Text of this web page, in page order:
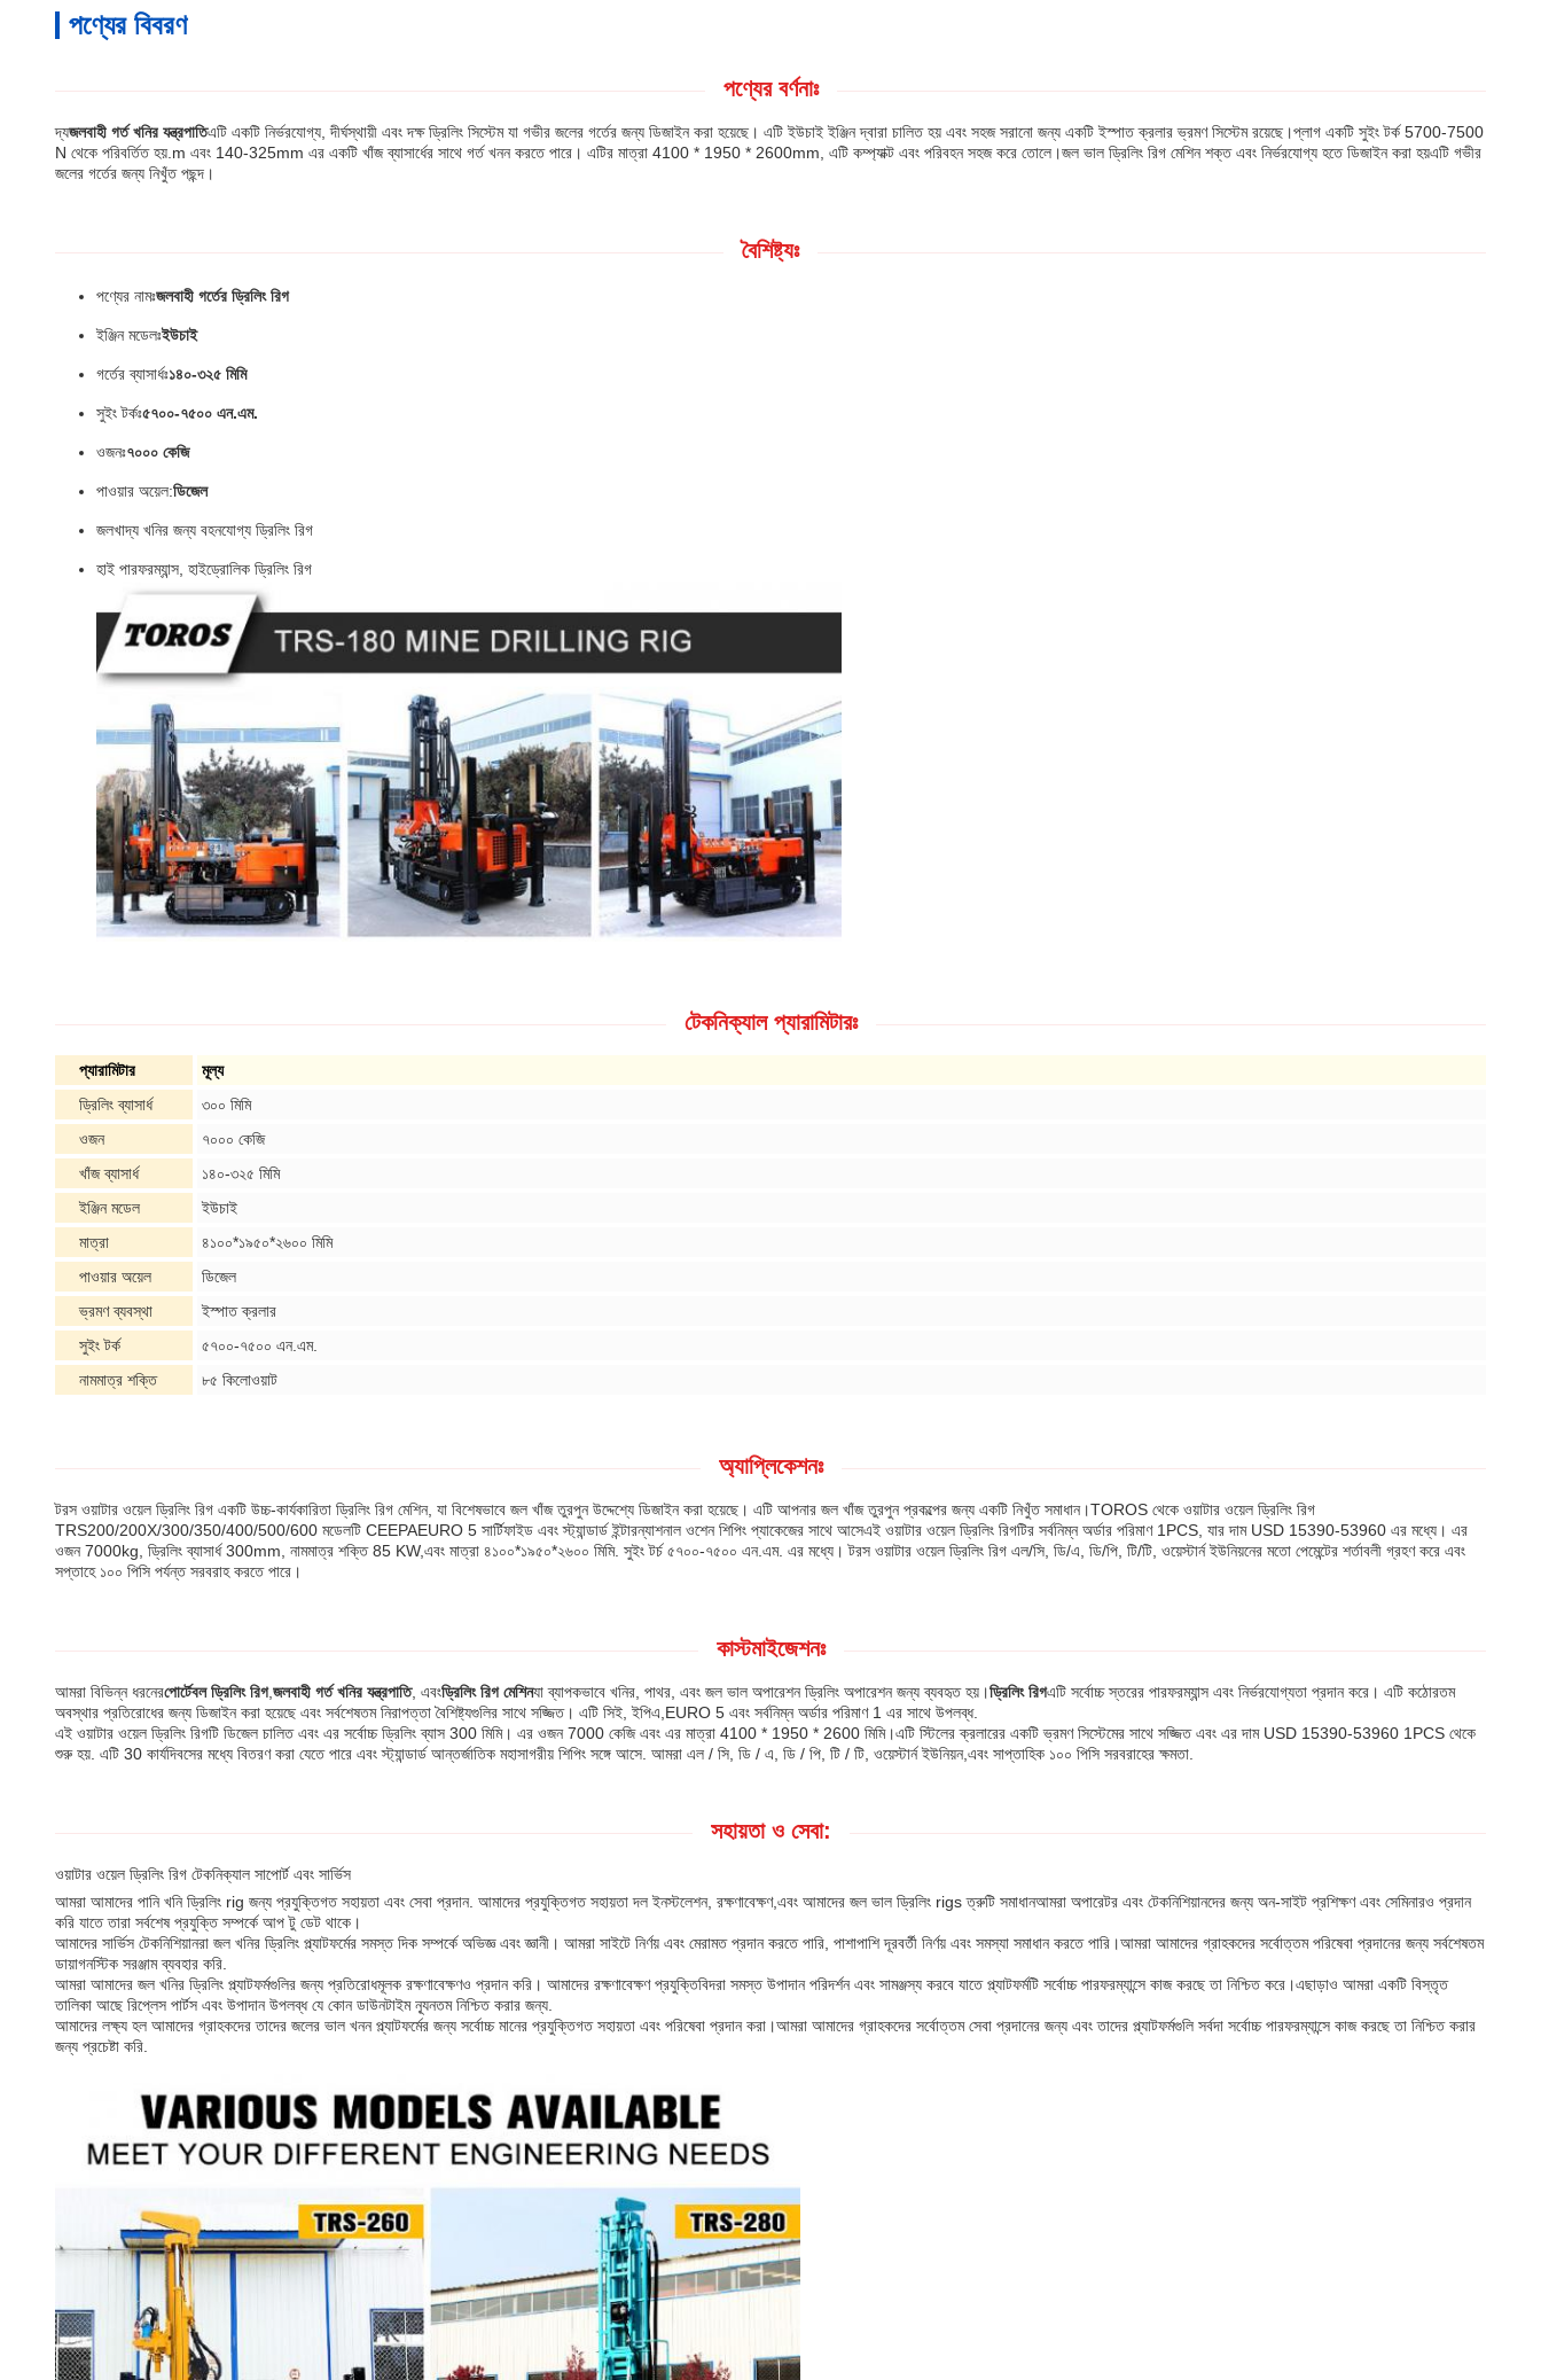
পণ্যের বিবরণ
পণ্যের বর্ণনাঃ
দ্যজলবাহী গর্ত খনির যন্ত্রপাতিএটি একটি নির্ভরযোগ্য, দীর্ঘস্থায়ী এবং দক্ষ ড্রিলিং সিস্টেম যা গভীর জলের গর্তের জন্য ডিজাইন করা হয়েছে। এটি ইউচাই ইঞ্জিন দ্বারা চালিত হয় এবং সহজ সরানো জন্য একটি ইস্পাত ক্রলার ভ্রমণ সিস্টেম রয়েছে।প্লাগ একটি সুইং টর্ক 5700-7500
N থেকে পরিবর্তিত হয়.m এবং 140-325mm এর একটি খাঁজ ব্যাসার্ধের সাথে গর্ত খনন করতে পারে। এটির মাত্রা 4100 * 1950 * 2600mm, এটি কম্প্যাক্ট এবং পরিবহন সহজ করে তোলে।জল ভাল ড্রিলিং রিগ মেশিন শক্ত এবং নির্ভরযোগ্য হতে ডিজাইন করা হয়এটি গভীর
জলের গর্তের জন্য নিখুঁত পছন্দ।
বৈশিষ্ট্যঃ
পণ্যের নামঃজলবাহী গর্তের ড্রিলিং রিগ
ইঞ্জিন মডেলঃইউচাই
গর্তের ব্যাসার্ধঃ১৪০-৩২৫ মিমি
সুইং টর্কঃ৫৭০০-৭৫০০ এন.এম.
ওজনঃ৭০০০ কেজি
পাওয়ার অয়েল:ডিজেল
জলখাদ্য খনির জন্য বহনযোগ্য ড্রিলিং রিগ
হাই পারফরম্যান্স, হাইড্রোলিক ড্রিলিং রিগ
টেকনিক্যাল প্যারামিটারঃ
প্যারামিটার
মূল্য
ড্রিলিং ব্যাসার্ধ
৩০০ মিমি
ওজন
৭০০০ কেজি
খাঁজ ব্যাসার্ধ
১৪০-৩২৫ মিমি
ইঞ্জিন মডেল
ইউচাই
মাত্রা
৪১০০*১৯৫০*২৬০০ মিমি
পাওয়ার অয়েল
ডিজেল
ভ্রমণ ব্যবস্থা
ইস্পাত ক্রলার
সুইং টর্ক
৫৭০০-৭৫০০ এন.এম.
নামমাত্র শক্তি
৮৫ কিলোওয়াট
অ্যাপ্লিকেশনঃ
টরস ওয়াটার ওয়েল ড্রিলিং রিগ একটি উচ্চ-কার্যকারিতা ড্রিলিং রিগ মেশিন, যা বিশেষভাবে জল খাঁজ তুরপুন উদ্দেশ্যে ডিজাইন করা হয়েছে। এটি আপনার জল খাঁজ তুরপুন প্রকল্পের জন্য একটি নিখুঁত সমাধান।TOROS থেকে ওয়াটার ওয়েল ড্রিলিং রিগ
TRS200/200X/300/350/400/500/600 মডেলটি CEEPAEURO 5 সার্টিফাইড এবং স্ট্যান্ডার্ড ইন্টারন্যাশনাল ওশেন শিপিং প্যাকেজের সাথে আসেএই ওয়াটার ওয়েল ড্রিলিং রিগটির সর্বনিম্ন অর্ডার পরিমাণ 1PCS, যার দাম USD 15390-53960 এর মধ্যে। এর
ওজন 7000kg, ড্রিলিং ব্যাসার্ধ 300mm, নামমাত্র শক্তি 85 KW,এবং মাত্রা ৪১০০*১৯৫০*২৬০০ মিমি. সুইং টর্চ ৫৭০০-৭৫০০ এন.এম. এর মধ্যে। টরস ওয়াটার ওয়েল ড্রিলিং রিগ এল/সি, ডি/এ, ডি/পি, টি/টি, ওয়েস্টার্ন ইউনিয়নের মতো পেমেন্টের শর্তাবলী গ্রহণ করে এবং
সপ্তাহে ১০০ পিসি পর্যন্ত সরবরাহ করতে পারে।
কাস্টমাইজেশনঃ
আমরা বিভিন্ন ধরনেরপোর্টেবল ড্রিলিং রিগ,জলবাহী গর্ত খনির যন্ত্রপাতি, এবংড্রিলিং রিগ মেশিনযা ব্যাপকভাবে খনির, পাথর, এবং জল ভাল অপারেশন ড্রিলিং অপারেশন জন্য ব্যবহৃত হয়।ড্রিলিং রিগএটি সর্বোচ্চ স্তরের পারফরম্যান্স এবং নির্ভরযোগ্যতা প্রদান করে। এটি কঠোরতম
অবস্থার প্রতিরোধের জন্য ডিজাইন করা হয়েছে এবং সর্বশেষতম নিরাপত্তা বৈশিষ্ট্যগুলির সাথে সজ্জিত। এটি সিই, ইপিএ,EURO 5 এবং সর্বনিম্ন অর্ডার পরিমাণ 1 এর সাথে উপলব্ধ.
এই ওয়াটার ওয়েল ড্রিলিং রিগটি ডিজেল চালিত এবং এর সর্বোচ্চ ড্রিলিং ব্যাস 300 মিমি। এর ওজন 7000 কেজি এবং এর মাত্রা 4100 * 1950 * 2600 মিমি।এটি স্টিলের ক্রলারের একটি ভ্রমণ সিস্টেমের সাথে সজ্জিত এবং এর দাম USD 15390-53960 1PCS থেকে
শুরু হয়. এটি 30 কার্যদিবসের মধ্যে বিতরণ করা যেতে পারে এবং স্ট্যান্ডার্ড আন্তর্জাতিক মহাসাগরীয় শিপিং সঙ্গে আসে. আমরা এল / সি, ডি / এ, ডি / পি, টি / টি, ওয়েস্টার্ন ইউনিয়ন,এবং সাপ্তাহিক ১০০ পিসি সরবরাহের ক্ষমতা.
সহায়তা ও সেবা:
ওয়াটার ওয়েল ড্রিলিং রিগ টেকনিক্যাল সাপোর্ট এবং সার্ভিস
আমরা আমাদের পানি খনি ড্রিলিং rig জন্য প্রযুক্তিগত সহায়তা এবং সেবা প্রদান. আমাদের প্রযুক্তিগত সহায়তা দল ইনস্টলেশন, রক্ষণাবেক্ষণ,এবং আমাদের জল ভাল ড্রিলিং rigs ত্রুটি সমাধানআমরা অপারেটর এবং টেকনিশিয়ানদের জন্য অন-সাইট প্রশিক্ষণ এবং সেমিনারও প্রদান
করি যাতে তারা সর্বশেষ প্রযুক্তি সম্পর্কে আপ টু ডেট থাকে।
আমাদের সার্ভিস টেকনিশিয়ানরা জল খনির ড্রিলিং প্ল্যাটফর্মের সমস্ত দিক সম্পর্কে অভিজ্ঞ এবং জ্ঞানী। আমরা সাইটে নির্ণয় এবং মেরামত প্রদান করতে পারি, পাশাপাশি দূরবর্তী নির্ণয় এবং সমস্যা সমাধান করতে পারি।আমরা আমাদের গ্রাহকদের সর্বোত্তম পরিষেবা প্রদানের জন্য সর্বশেষতম
ডায়াগনস্টিক সরঞ্জাম ব্যবহার করি.
আমরা আমাদের জল খনির ড্রিলিং প্ল্যাটফর্মগুলির জন্য প্রতিরোধমূলক রক্ষণাবেক্ষণও প্রদান করি। আমাদের রক্ষণাবেক্ষণ প্রযুক্তিবিদরা সমস্ত উপাদান পরিদর্শন এবং সামঞ্জস্য করবে যাতে প্ল্যাটফর্মটি সর্বোচ্চ পারফরম্যান্সে কাজ করছে তা নিশ্চিত করে।এছাড়াও আমরা একটি বিস্তৃত
তালিকা আছে রিপ্লেস পার্টস এবং উপাদান উপলব্ধ যে কোন ডাউনটাইম ন্যূনতম নিশ্চিত করার জন্য.
আমাদের লক্ষ্য হল আমাদের গ্রাহকদের তাদের জলের ভাল খনন প্ল্যাটফর্মের জন্য সর্বোচ্চ মানের প্রযুক্তিগত সহায়তা এবং পরিষেবা প্রদান করা।আমরা আমাদের গ্রাহকদের সর্বোত্তম সেবা প্রদানের জন্য এবং তাদের প্ল্যাটফর্মগুলি সর্বদা সর্বোচ্চ পারফরম্যান্সে কাজ করছে তা নিশ্চিত করার
জন্য প্রচেষ্টা করি.